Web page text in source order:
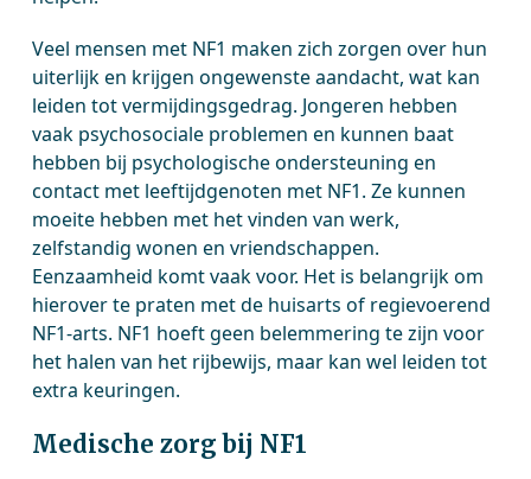
Veel mensen met NF1 maken zich zorgen over hun
uiterlijk en krijgen ongewenste aandacht, wat kan
leiden tot vermijdingsgedrag. Jongeren hebben
vaak psychosociale problemen en kunnen baat
hebben bij psychologische ondersteuning en
contact met leeftijdgenoten met NF1. Ze kunnen
moeite hebben met het vinden van werk,
zelfstandig wonen en vriendschappen.
Eenzaamheid komt vaak voor. Het is belangrijk om
hierover te praten met de huisarts of regievoerend
NF1-arts. NF1 hoeft geen belemmering te zijn voor
het halen van het rijbewijs, maar kan wel leiden tot
extra keuringen.
Medische zorg bij NF1